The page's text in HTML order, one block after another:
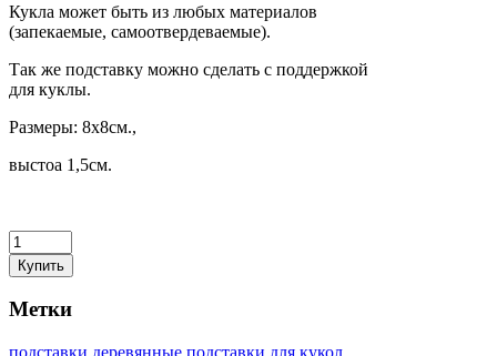
Кукла может быть из любых материалов
(запекаемые, самоотвердеваемые).
Так же подставку можно сделать с поддержкой
для куклы.
Размеры: 8х8см.,
выстоа 1,5см.
Купить
Метки